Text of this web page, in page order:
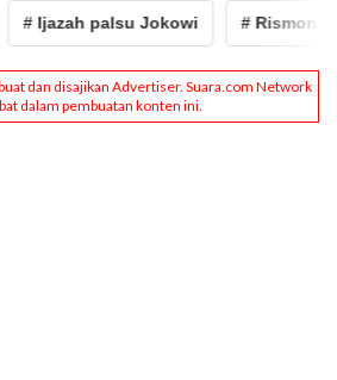
# Ijazah palsu Jokowi # Rismon